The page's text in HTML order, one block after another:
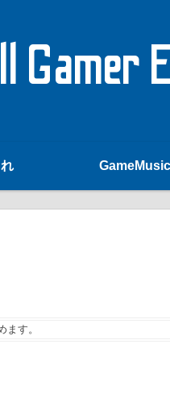
Gamer
GameMusic
ます。